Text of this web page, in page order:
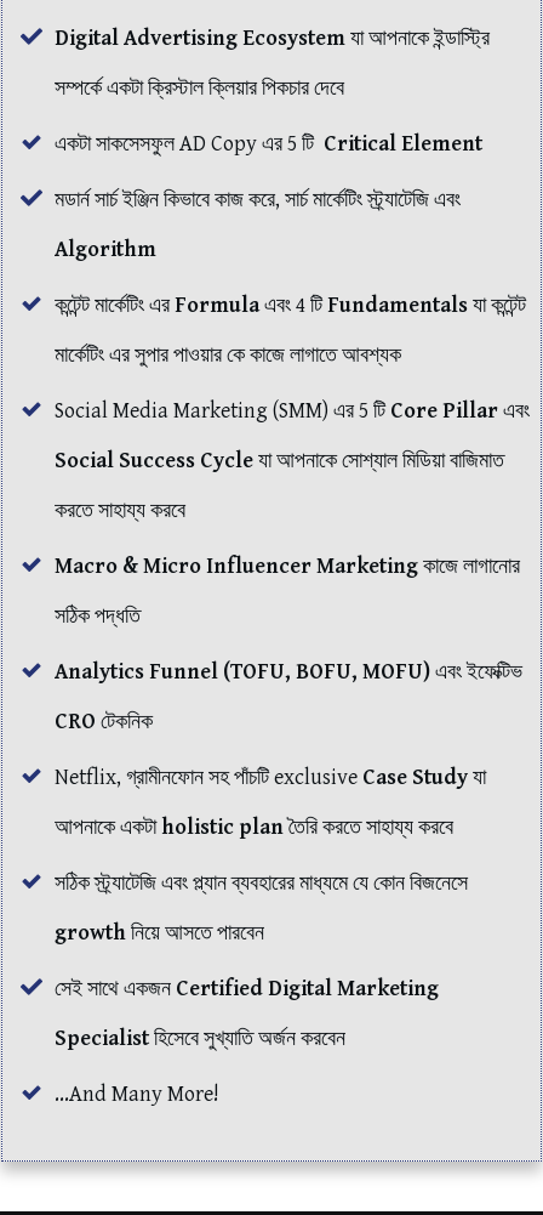
Digital Advertising Ecosystemযা আপনাকে ইন্ডাস্ট্রি
সম্পর্কে একটা ক্রিস্টাল ক্লিয়ার পিকচার দেবে
একটা সাকসেসফুল AD Copy এর 5 টি Critical Element
মডার্ন সার্চ ইঞ্জিন কিভাবে কাজ করে, সার্চ মার্কেটিং স্ট্র্যাটেজি এবং
Algorithm
কন্টেন্ট মার্কেটিং এরFormulaএবং 4 টিFundamentalsযা কন্টেন্ট
মার্কেটিং এর সুপার পাওয়ার কে কাজে লাগাতে আবশ্যক
Social Media Marketing (SMM) এর 5 টিCore Pillarএবং
Social Success Cycleযা আপনাকে সোশ্যাল মিডিয়া বাজিমাত
করতে সাহায্য করবে
Macro & Micro InfluencerMarketingকাজে লাগানোর
সঠিক পদ্ধতি
Analytics Funnel (TOFU, BOFU, MOFU)এবং ইফেক্টিভ
CRO টেকনিক
Netflix, গ্রামীনফোন সহ পাঁচটি exclusive Case Studyযা
আপনাকে একটাholistic planতৈরি করতে সাহায্য করবে
সঠিক স্ট্র্যাটেজি এবং প্ল্যান ব্যবহারের মাধ্যমে যে কোন বিজনেসে
growthনিয়ে আসতে পারবেন
সেই সাথে একজন Certified Digital Marketing
Specialistহিসেবে সুখ্যাতি অর্জন করবেন
...And Many More!